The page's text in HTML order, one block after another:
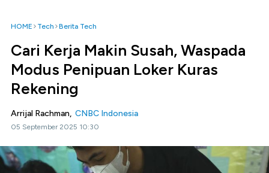
HOME Tech Berita Tech
Cari Kerja Makin Susah, Waspada
Modus Penipuan Loker Kuras
Rekening
Arrijal Rachman, CNBC Indonesia
05 September 2025 10:30